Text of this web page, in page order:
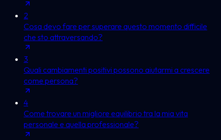
2
Cosa devo fare per superare questo momento difficile
che sto attraversando?
3
Quali cambiamenti positivi possono aiutarmi a crescere
come persona?
4
Come trovare un migliore equilibrio tra la mia vita
personale e quella professionale?